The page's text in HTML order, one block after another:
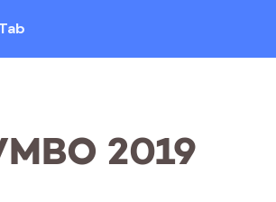
2019